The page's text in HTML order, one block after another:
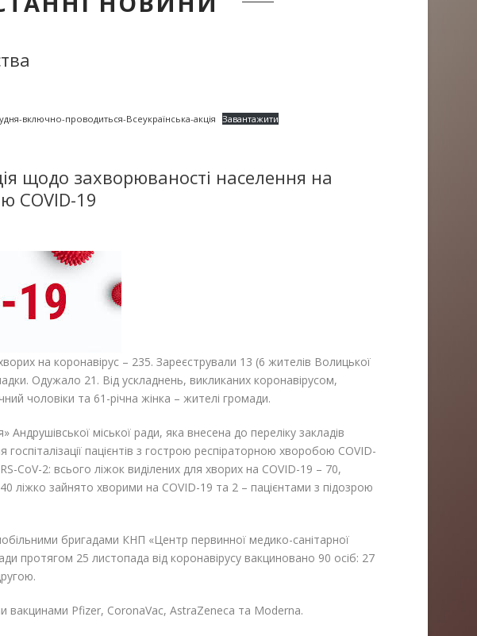
включно-проводиться-Всеукраїнська-акція Завантажити
щодо захворюваності населення на
COVID-19
на коронавірус – 235. Зареєстрували 13 (6 жителів Волицької
Одужало 21. Від ускладнень, викликаних коронавірусом,
чоловіки та 61-річна жінка – жителі громади.
Андрушівської міської ради, яка внесена до переліку закладів
пацієнтів з гострою респіраторною хворобою COVID-
CoV-2: всього ліжок виділених для хворих на COVID-19 – 70,
ліжко зайнято хворими на COVID-19 та 2 – пацієнтами з підозрою
бригадами КНП «Центр первинної медико-санітарної
протягом 25 листопада від коронавірусу вакциновано 90 осіб: 27
Pfizer, CoronaVac, AstraZeneca та Moderna.